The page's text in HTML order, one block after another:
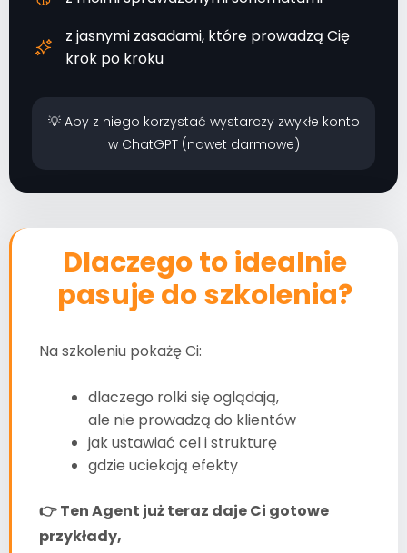
z jasnymi zasadami, które prowadzą Cię
krok po kroku
💡 Aby z niego korzystać wystarczy zwykłe konto
w ChatGPT (nawet darmowe)
Dlaczego to idealnie
pasuje do szkolenia?
Na szkoleniu pokażę Ci:
dlaczego rolki się oglądają,
ale nie prowadzą do klientów
jak ustawiać cel i strukturę
gdzie uciekają efekty
👉Ten Agent już teraz daje Ci gotowe
przykłady,